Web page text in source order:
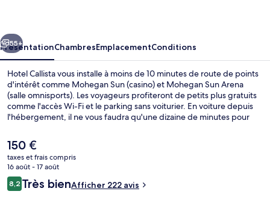
Suivant
55+
PrésentationChambresEmplacementConditions
Hotel Callista vous installe à moins de 10 minutes de route de points
d'intérêt comme Mohegan Sun (casino) et Mohegan Sun Arena
(salle omnisports). Les voyageurs profiteront de petits plus gratuits
comme l'accès Wi-Fi et le parking sans voiturier. En voiture depuis
l'hébergement, il ne vous faudra qu'une dizaine de minutes pour
at Foxwoods Resort Casino.Les autres voyageurs adorent le
personnel attentionné.
Le
prix
actuel
est
de
150 €
taxes et frais compris
16 août - 17 août
Avis
voyageurs
8,28,2 sur 10
Très bienAfficher 222 avis